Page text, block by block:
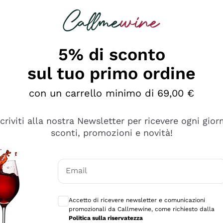
è male ma secondo me ci sono alternative che
5% di sconto
sul tuo primo ordine
con un carrello minimo di 69,00 €
alla nostra Newsletter per ricevere ogni
sconti, promozioni e novità!
Email
Accetto di ricevere newsletter e comunicazioni
promozionali da Callmewine, come richiesto dalla
Politica sulla riservatezza